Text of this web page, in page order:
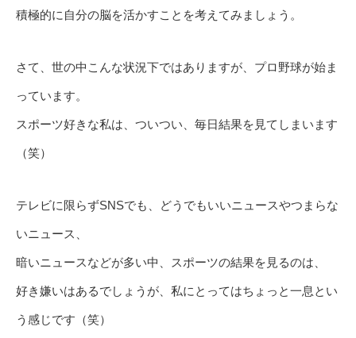
積極的に自分の脳を活かすことを考えてみましょう。
さて、世の中こんな状況下ではありますが、プロ野球が始ま
っています。
スポーツ好きな私は、ついつい、毎日結果を見てしまいます
（笑）
テレビに限らずSNSでも、どうでもいいニュースやつまらな
いニュース、
暗いニュースなどが多い中、スポーツの結果を見るのは、
好き嫌いはあるでしょうが、私にとってはちょっと一息とい
う感じです（笑）